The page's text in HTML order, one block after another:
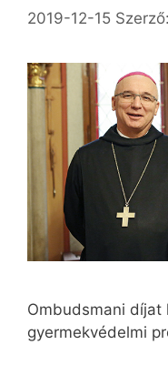
2019-12-15 Szerző:
Ombudsmani díjat
gyermekvédelmi